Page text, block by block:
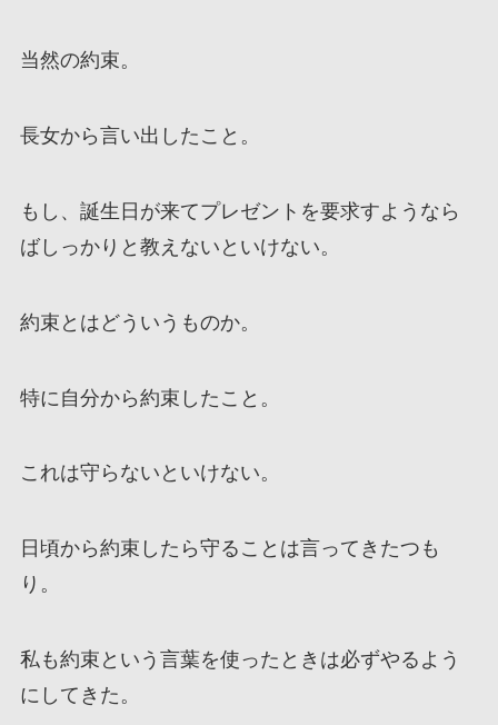
当然の約束。
長女から言い出したこと。
もし、誕生日が来てプレゼントを要求すようなら
ばしっかりと教えないといけない。
約束とはどういうものか。
特に自分から約束したこと。
これは守らないといけない。
日頃から約束したら守ることは言ってきたつも
り。
私も約束という言葉を使ったときは必ずやるよう
にしてきた。